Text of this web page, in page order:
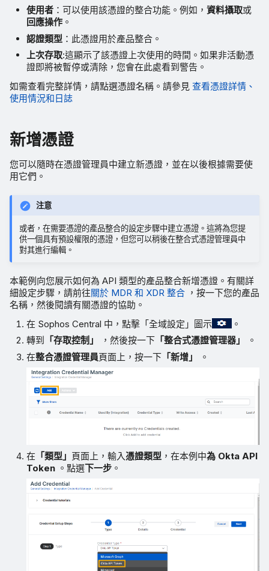
使用者 ：可以使用該憑證的整合功能。例如，資料攝取或
回應操作 。
認證類型 ：此憑證用於產品整合。
上次存取:這顯示了該憑證上次使用的時間。如果非活動憑
證即將被暫停或清除，您會在此處看到警告。
如需查看完整詳情，請點選憑證名稱。請參見 查看憑證詳情、
使用情況和日誌
新增憑證
您可以隨時在憑證管理員中建立新憑證，並在以後根據需要使
用它們。
注意
或者，在需要憑證的產品整合的設定步驟中建立憑證。這將為您提
供一個具有預設權限的憑證，但您可以稍後在整合式憑證管理員中
對其進行編輯。
本範例向您展示如何為 API 類型的產品整合新增憑證。有關詳
細設定步驟，請前往關於 MDR 和 XDR 整合 ，按一下您的產品
名稱，然後閱讀有關憑證的協助。
在 Sophos Central 中，點擊「全域設定」圖示
。
轉到
「存取控制」 ，然後按一下 「整合式憑證管理器」
。
在整合憑證管理員頁面上，按一下 「新增」 。
在 「類型」 頁面上，輸入 憑證類型 ，在本例中為 Okta API
Token 。點選下一步 。